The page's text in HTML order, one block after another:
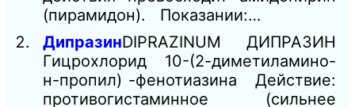
(пирамидон). Показании:…
ДипразинDIPRAZINUM ДИПРАЗИН
Гицрохлорид 10-(2-диметиламино-
н-пропил) -фенотиазина Действие:
противогистаминное (сильнее